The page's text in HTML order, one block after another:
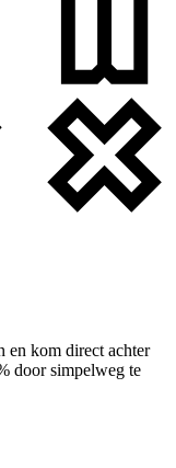
en kom direct achter
door simpelweg te